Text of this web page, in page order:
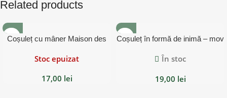
Related products
Coșuleț cu mâner Maison des
Stoc epuizat
17,00 lei
Coșuleț în formă de inimă – mov
În stoc
19,00 lei